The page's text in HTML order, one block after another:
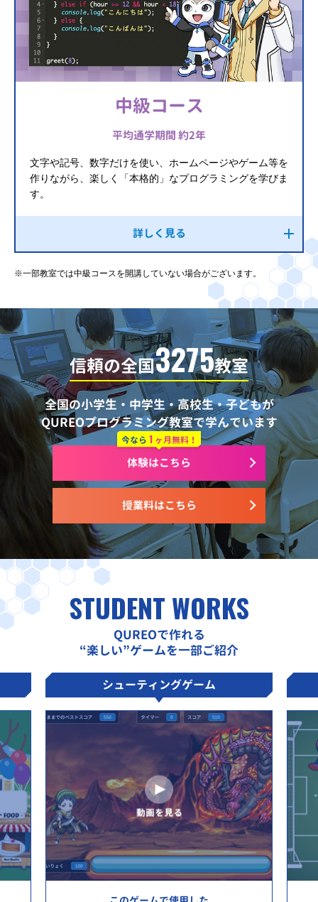
中級コース
平均通学期間 約2年
文字や記号、数字だけを使い、ホームページやゲーム等を
作りながら、楽しく「本格的」なプログラミングを学びま
す。
詳しく見る
※一部教室では中級コースを開講していない場合がございます。
信頼の全国3275教室
全国の小学生・中学生・高校生・子どもが
QUREOプログラミング教室で学んでいます
授業料はこちら
今なら 1 ヶ月無料！
体験はこちら
STUDENT WORKS
QUREOで作れる
“楽しい”ゲームを一部ご紹介
シューティングゲーム